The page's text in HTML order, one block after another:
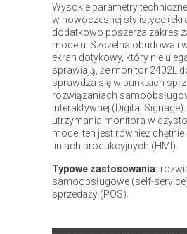
Wysokie parametry
w nowoczesnej stylistyce
dodatkowo poszerza zakres
modelu. Szczelna obudowa i
ekran dotykowy, który nie
sprawiają, że monitor 2402L
sprawdza się w punktach
rozwiązaniach
interaktywnej (Digital
utrzymania monitora w
model ten jest również
liniach produkcyjnych (HMI).
Typowe zastosowania:
samoobsługowe (self-
sprzedaży (POS).